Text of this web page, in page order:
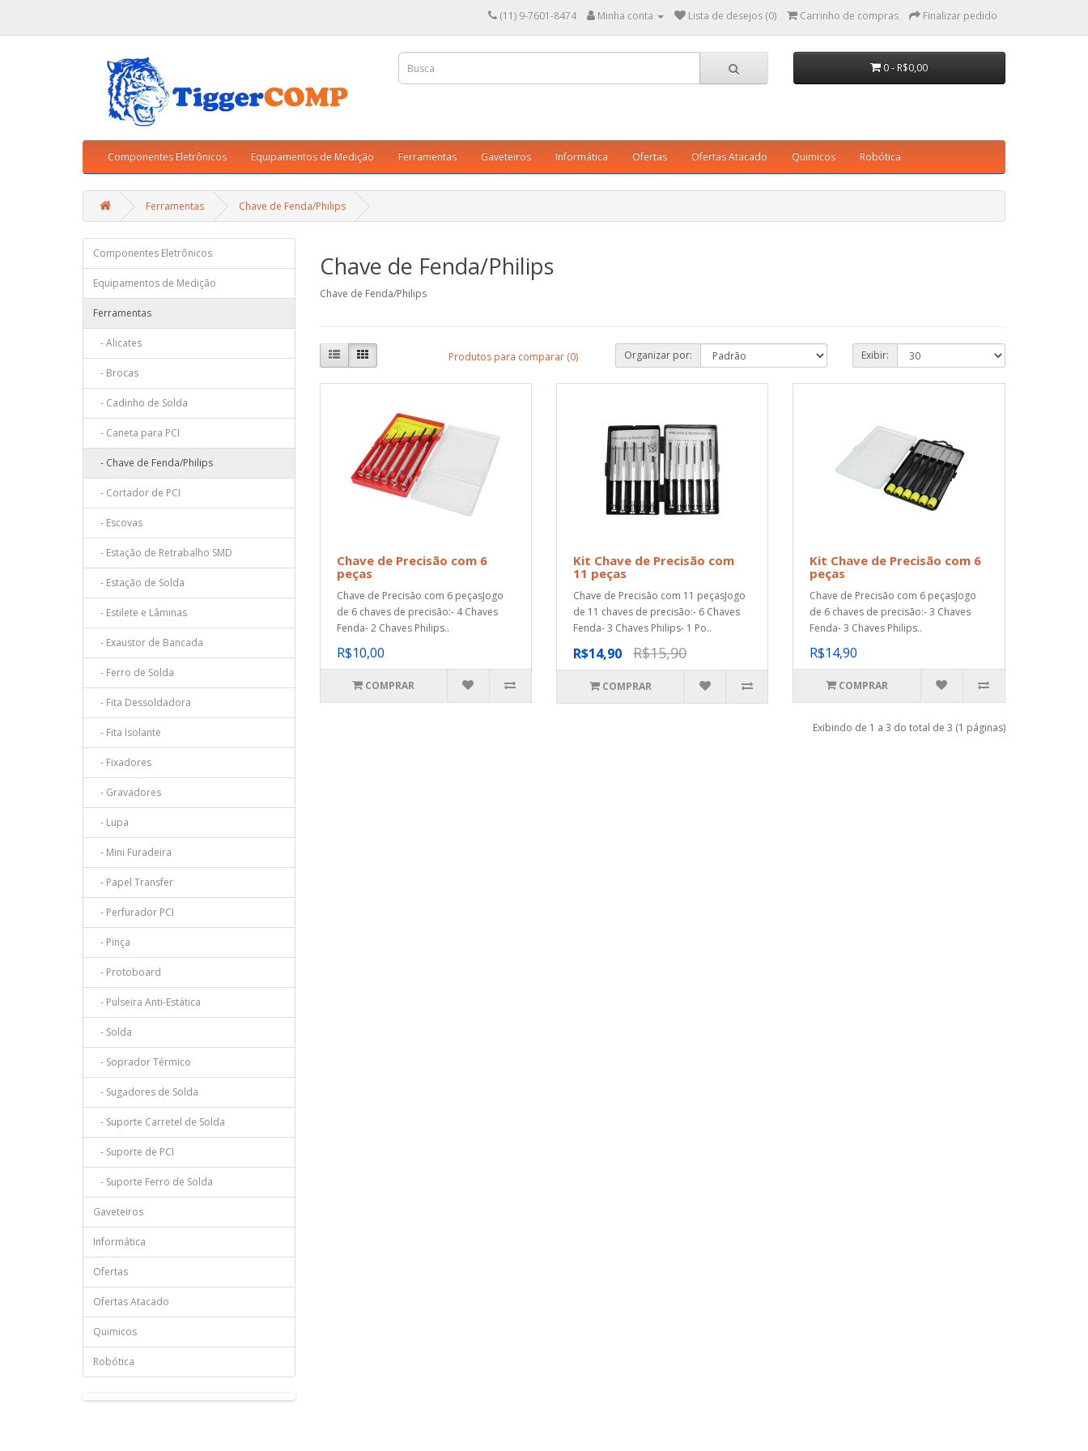
(11) 9-7601-8474 Minha conta Lista de desejos (0) Carrinho de compras Finalizar pedido
0 - R$0,00
Componentes Eletrônicos Equipamentos de Medição Ferramentas Gaveteiros Informática Ofertas Ofertas Atacado Quimicos Robótica
Ferramentas Chave de Fenda/Philips
Componentes Eletrônicos
Equipamentos de Medição
Ferramentas
- Alicates
- Brocas
- Cadinho de Solda
- Caneta para PCI
- Chave de Fenda/Philips
- Cortador de PCI
- Escovas
- Estação de Retrabalho SMD
- Estação de Solda
- Estilete e Lâminas
- Exaustor de Bancada
- Ferro de Solda
- Fita Dessoldadora
- Fita Isolante
- Fixadores
- Gravadores
- Lupa
- Mini Furadeira
- Papel Transfer
- Perfurador PCI
- Pinça
- Protoboard
- Pulseira Anti-Estática
- Solda
- Soprador Térmico
- Sugadores de Solda
- Suporte Carretel de Solda
- Suporte de PCI
- Suporte Ferro de Solda
Gaveteiros
Informática
Ofertas
Ofertas Atacado
Quimicos
Robótica
Chave de Fenda/Philips
Chave de Fenda/Philips
Produtos para comparar (0) Organizar por: Exibir:
Chave de Precisão com 6
peças
Chave de Precisão com 6 peçasJogo
de 6 chaves de precisão:- 4 Chaves
Fenda- 2 Chaves Philips..
R$10,00
COMPRAR
Kit Chave de Precisão com
11 peças
Chave de Precisão com 11 peçasJogo
de 11 chaves de precisão:- 6 Chaves
Fenda- 3 Chaves Philips- 1 Po..
R$14,90 R$15,90
COMPRAR
Kit Chave de Precisão com 6
peças
Chave de Precisão com 6 peçasJogo
de 6 chaves de precisão:- 3 Chaves
Fenda- 3 Chaves Philips..
R$14,90
COMPRAR
Exibindo de 1 a 3 do total de 3 (1 páginas)